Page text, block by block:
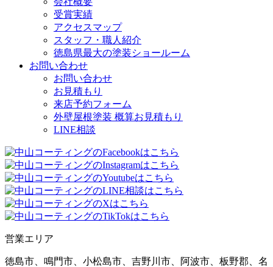
受賞実績
アクセスマップ
スタッフ・職人紹介
徳島県最大の塗装ショールーム
お問い合わせ
お問い合わせ
お見積もり
来店予約フォーム
外壁屋根塗装 概算お見積もり
LINE相談
営業エリア
徳島市、鳴門市、小松島市、吉野川市、阿波市、板野郡、名